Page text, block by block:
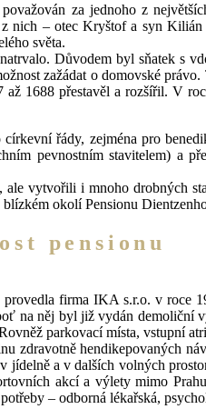
za jednoho z
– otec Kryštof a syn
světa.
Důvodem byl sňatek s
zažádat o domovské
1688 přestavěl a rozšířil. V
řády, zejména pro
pevnostním stavitelem) a
vytvořili i mnoho drobných
okolí Pensionu
pensionu
firma IKA s.r.o. v roce
na něj byl již vydán
parkovací místa, vstupní
zdravotně hendikepovaných
a v dalších volných
akcí a výlety mimo
– odborná lékařská,